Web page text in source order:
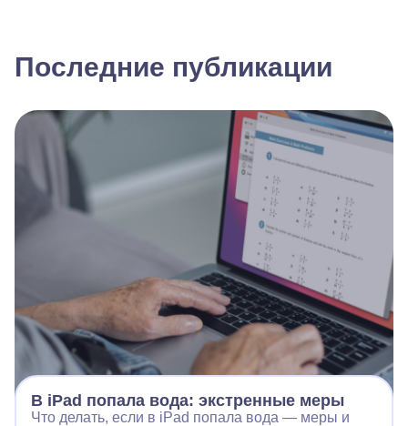
Последние публикации
В iPad попала вода: экстренные меры
Что делать, если в iPad попала вода — меры и